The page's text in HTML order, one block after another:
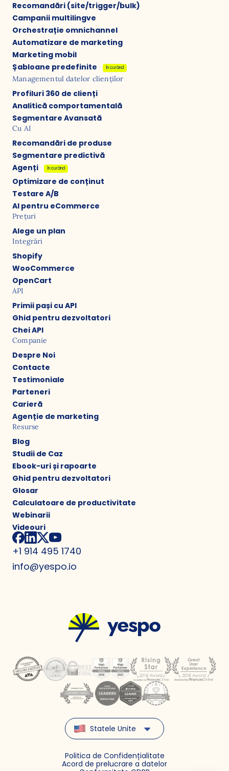
Recomandări (site/trigger/bulk)
Campanii multilingve
Orchestrație omnichannel
Automatizare de marketing
Marketing mobil
Șabloane predefinite
În curând
Managementul datelor clienților
Profiluri 360 de clienți
Analitică comportamentală
Segmentare Avansată
Cu AI
Recomandări de produse
Segmentare predictivă
Agenți
În curând
Optimizare de conținut
Testare A/B
AI pentru eCommerce
Prețuri
Alege un plan
Integrări
Shopify
WooCommerce
OpenCart
API
Primii pași cu API
Ghid pentru dezvoltatori
Chei API
Companie
Despre Noi
Contacte
Testimoniale
Parteneri
Carieră
Agenție de marketing
Resurse
Blog
Studii de Caz
Ebook-uri și rapoarte
Ghid pentru dezvoltatori
Glosar
Calculatoare de productivitate
Webinarii
Videouri
+1 914 495 1740
info@yespo.io
Statele Unite
Politica de Confidențialitate
Acord de prelucrare a datelor